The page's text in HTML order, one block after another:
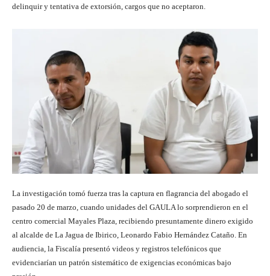
delinquir y tentativa de extorsión, cargos que no aceptaron.
La investigación tomó fuerza tras la captura en flagrancia del abogado el
pasado 20 de marzo, cuando unidades del GAULA lo sorprendieron en el
centro comercial Mayales Plaza, recibiendo presuntamente dinero exigido
al alcalde de La Jagua de Ibirico, Leonardo Fabio Hernández Cataño. En
audiencia, la Fiscalía presentó videos y registros telefónicos que
evidenciarían un patrón sistemático de exigencias económicas bajo